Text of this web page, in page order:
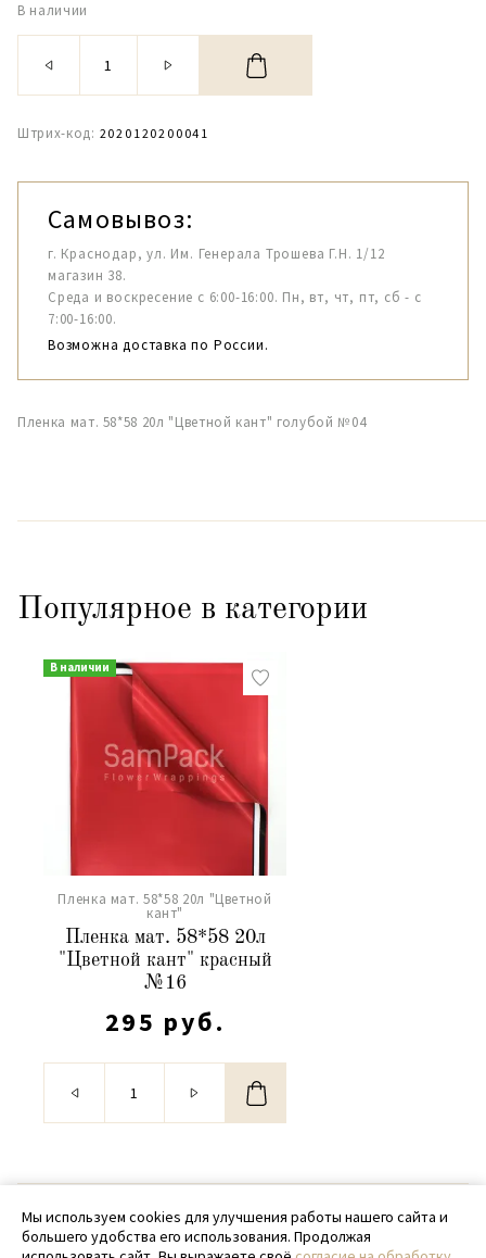
В наличии
Штрих-код: 2020120200041
Самовывоз:
г. Краснодар, ул. Им. Генерала Трошева Г.Н. 1/12
магазин 38.
Среда и воскресение с 6:00-16:00. Пн, вт, чт, пт, сб - с
7:00-16:00.
Возможна доставка по России.
Пленка мат. 58*58 20л "Цветной кант" голубой №04
Популярное в категории
В наличии
Пленка мат. 58*58 20л "Цветной
кант"
Пленка мат. 58*58 20л
"Цветной кант" красный
№16
295 руб.
© 2020 - 2026 SamPack
+ 7 (918) 699-97-87
Мы используем cookies для улучшения работы нашего сайта и
большего удобства его использования. Продолжая